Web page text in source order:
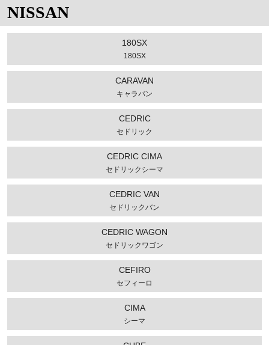
NISSAN
180SX
180SX
CARAVAN
キャラバン
CEDRIC
セドリック
CEDRIC CIMA
セドリックシーマ
CEDRIC VAN
セドリックバン
CEDRIC WAGON
セドリックワゴン
CEFIRO
セフィーロ
CIMA
シーマ